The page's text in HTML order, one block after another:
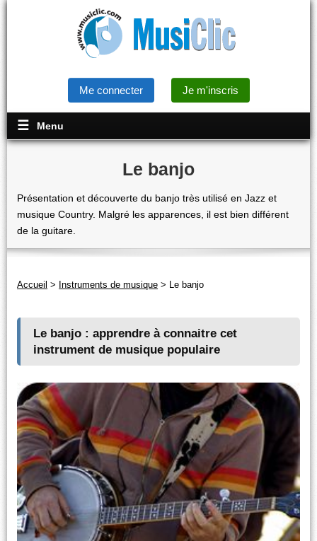
Me connecter Je m'inscris
Menu
Le banjo
Présentation et découverte du banjo très utilisé en Jazz et
musique Country. Malgré les apparences, il est bien différent
de la guitare.
Accueil > Instruments de musique > Le banjo
Le banjo : apprendre à connaitre cet
instrument de musique populaire